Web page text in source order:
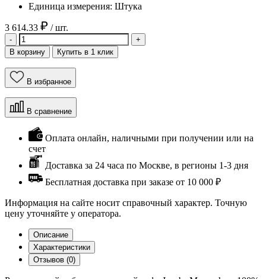
Единица измерения: Штука
3 614.33 / шт.
-
+
В корзину
Купить в 1 клик
В избранное
В сравнение
Оплата онлайн, наличными при получении или на
счет
Доставка за 24 часа по Москве, в регионы 1-3 дня
Бесплатная доставка при заказе от 10 000 ₽
Информация на сайте носит справочный характер. Точную
цену уточняйте у оператора.
Описание
Характеристики
Отзывов (0)